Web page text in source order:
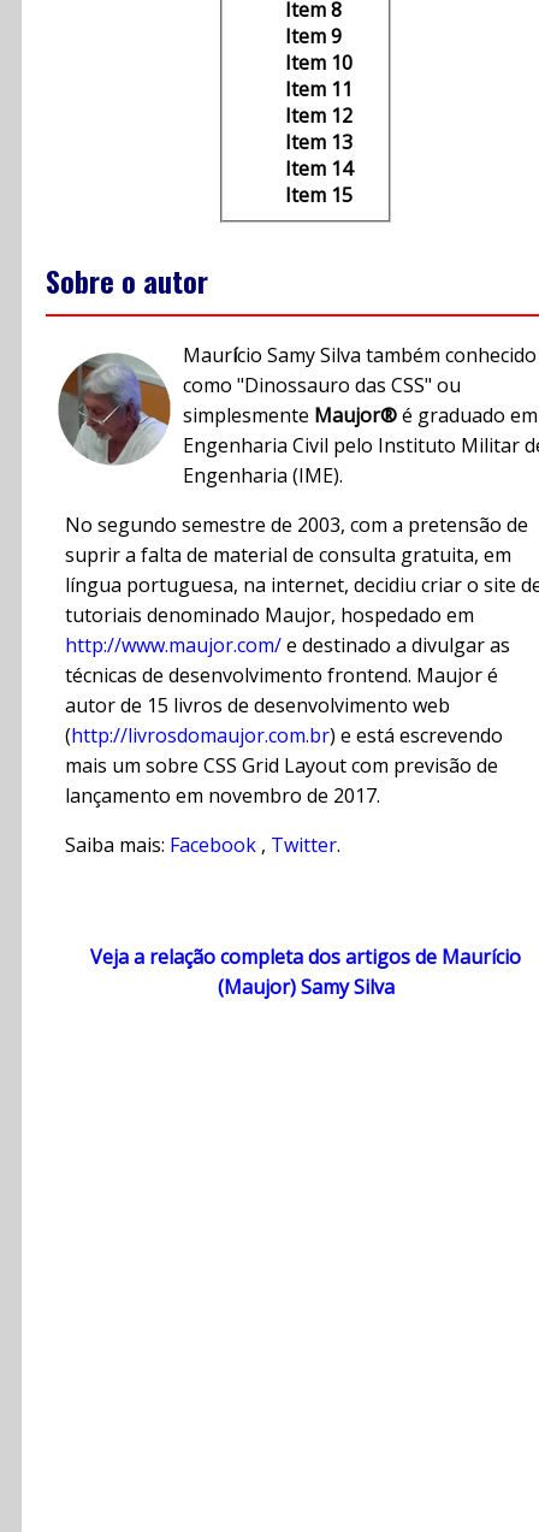
Item 8
Item 9
Item 10
Item 11
Item 12
Item 13
Item 14
Item 15
Sobre o autor
Maurício Samy Silva também conhecido
como "Dinossauro das CSS" ou
simplesmente Maujor®é graduado em
Engenharia Civil pelo Instituto Militar
Engenharia (IME).
No segundo semestre de 2003, com a pretensão de
suprir a falta de material de consulta gratuita, em
língua portuguesa, na internet, decidiu criar o site
tutoriais denominado Maujor, hospedado em
http://www.maujor.com/e destinado a divulgar as
técnicas de desenvolvimento frontend. Maujor é
autor de 15 livros de desenvolvimento web
(http://livrosdomaujor.com.br) e está escrevendo
mais um sobre CSS Grid Layout com previsão de
lançamento em novembro de 2017.
Saiba mais: Facebook , Twitter.
Veja a relação completa dos artigos de Maurício
(Maujor) Samy Silva